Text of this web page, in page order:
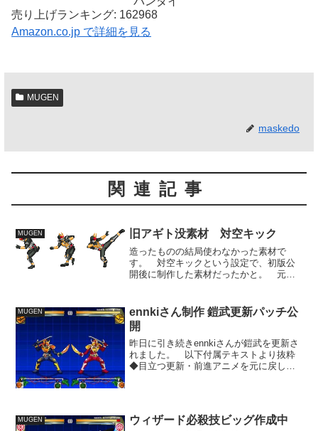
売り上げランキング: 162968
Amazon.co.jp で詳細を見る
MUGEN
maskedo
関連記事
MUGEN 旧アギト没素材 対空キック
造ったものの結局使わなかった素材で
す。 対空キックという設定で、初版公
開後に制作した素材だったかと。 元の
あげるような技にするつもりだったかと
思います。 対空技としてはフ...
MUGEN
ennkiさん制作 鎧武更新パッチ公
開
昨日に引き続きennkiさんが鎧武を更新さ
れました。 以下付属テキストより抜粋
◆目立つ更新・前進アニメを元に戻しま
MUGEN ウィザード必殺技ビッグ作成中